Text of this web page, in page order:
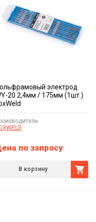
электрод
20 2,4мм / 175мм (1шт.)
по запросу
В корзину